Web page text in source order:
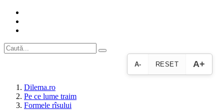
A- RESET A+
Dilema.ro
Pe ce lume traim
Formele rîsului